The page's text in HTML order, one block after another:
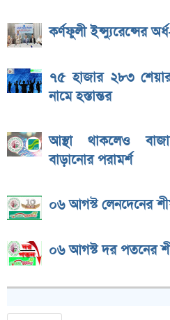
কর্ণফুলী ইন্স্যুরেন্সের
৭৫ হাজার ২৮৩ শেয়ার
নামে হস্তান্তর
আস্থা থাকলেও
বাড়ানোর পরামর্শ
০৬ আগস্ট লেনদেনের
০৬ আগস্ট দর পতনের